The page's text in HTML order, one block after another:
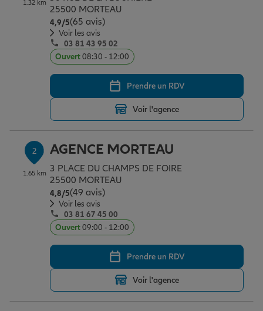
Assurance emprunteur
Prévoyance et dépendance
Assurance animal de compagnie
Protection de la famille
Protection juridique
Épargne & retraite
Plan épargne retraite
Assurance vie
Placements financiers
Investissements immobiliers
Transmission
Vos projets
Partir en vacances
Déménager
Changer de voiture
Départ à la retraite
Conseil assurance
Outre-mer
Assurance auto
Assurance habitation
Garantie des accidents de la vie
Professionnels
Allianz en France
1.32 km
25500 MORTEAU
4,9/5Note de 4.9 sur 5
(65 avis)
Voir les avis
03 81 43 95 02
Ouvert08:30 - 12:00
Prendre un RDV
Voir l'agence
2
1.65 km
AGENCE MORTEAU
3 PLACE DU CHAMPS DE FOIRE
25500 MORTEAU
4,8/5Note de 4.8 sur 5
(49 avis)
Voir les avis
03 81 67 45 00
Ouvert09:00 - 12:00
Prendre un RDV
Voir l'agence